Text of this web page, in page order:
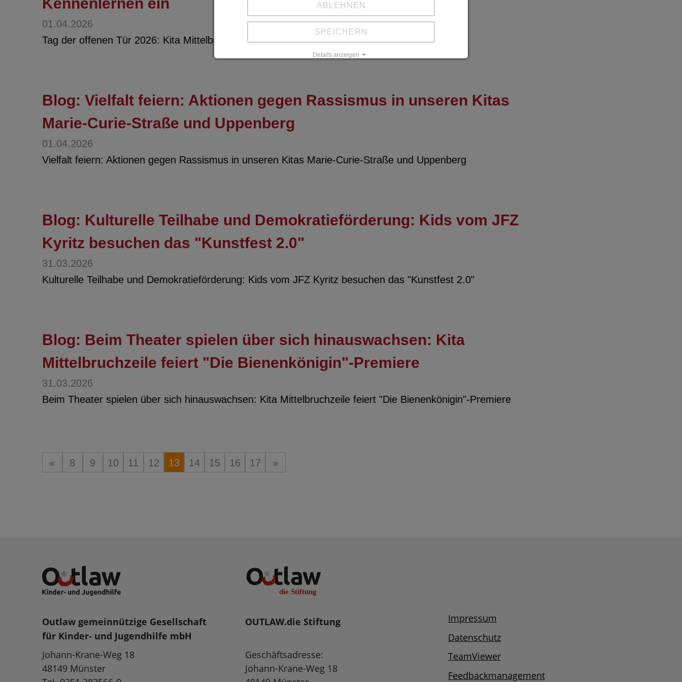
01.04.2026
Tag der offenen Tür 2026: Kita Mittelbruchzeile lädt zum Kennenlernen ein
Blog: Vielfalt feiern: Aktionen gegen Rassismus in unseren Kitas
Marie-Curie-Straße und Uppenberg
01.04.2026
Vielfalt feiern: Aktionen gegen Rassismus in unseren Kitas Marie-Curie-Straße und Uppenberg
Blog: Kulturelle Teilhabe und Demokratieförderung: Kids vom JFZ
Kyritz besuchen das "Kunstfest 2.0"
31.03.2026
Kulturelle Teilhabe und Demokratieförderung: Kids vom JFZ Kyritz besuchen das "Kunstfest 2.0"
Blog: Beim Theater spielen über sich hinauswachsen: Kita
Mittelbruchzeile feiert "Die Bienenkönigin"-Premiere
31.03.2026
Beim Theater spielen über sich hinauswachsen: Kita Mittelbruchzeile feiert "Die Bienenkönigin"-Premiere
« 8 9 10 11 12 13 14 15 16 17 »
Outlaw gemeinnützige Gesellschaft
für Kinder- und Jugendhilfe mbH
Johann-Krane-Weg 18
48149 Münster
OUTLAW.die Stiftung
Geschäftsadresse:
Johann-Krane-Weg 18
Impressum
Datenschutz
TeamViewer
Feedbackmanagement
ABLEHNEN
SPEICHERN
Details anzeigen